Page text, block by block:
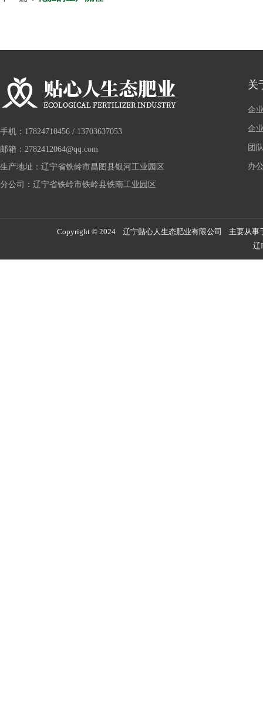
手机：17824710456 / 13703637053
邮箱：2782412064@qq.com
生产地址：辽宁省铁岭市昌图县银河工业园区
分公司：辽宁省铁岭市铁岭县铁南工业园区
关
企
企
团
办
Copyright © 2024 辽宁贴心人生态肥业有限公司 主要从事
辽